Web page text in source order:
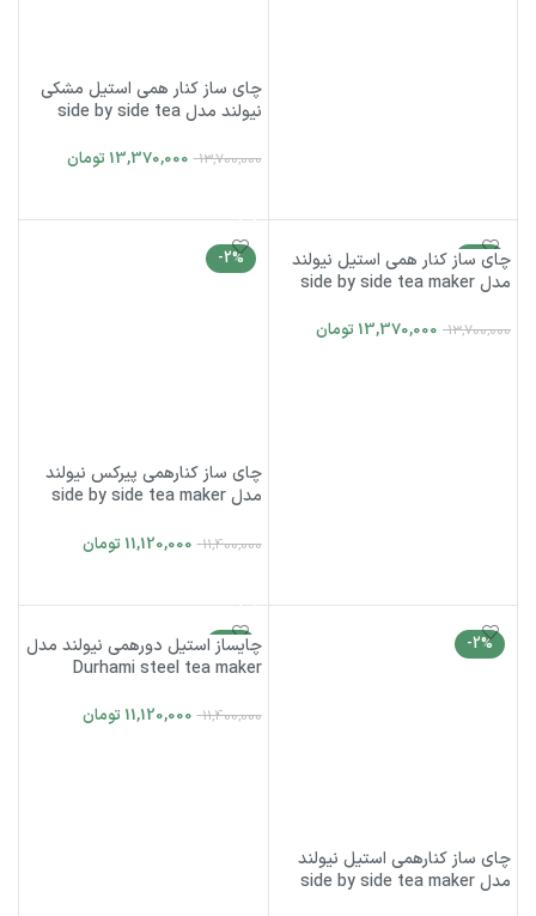
چای ساز کنار همی استیل مشکی
نیولند مدل side by side tea
13,700,000
13,370,000 تومان
-2%
چای ساز کنار همی استیل نیولند
مدل side by side tea maker
13,700,000
13,370,000 تومان
-2%
چای ساز کنارهمی پیرکس نیولند
مدل side by side tea maker
11,400,000
11,120,000 تومان
-2%
چای ساز کنارهمی استیل نیولند
مدل side by side tea maker
-2%
چایساز استیل دورهمی نیولند مدل
Durhami steel tea maker
11,400,000
11,120,000 تومان